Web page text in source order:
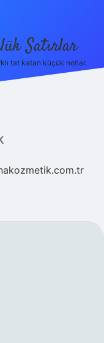
Satırlar
tat katan küçük notlar.